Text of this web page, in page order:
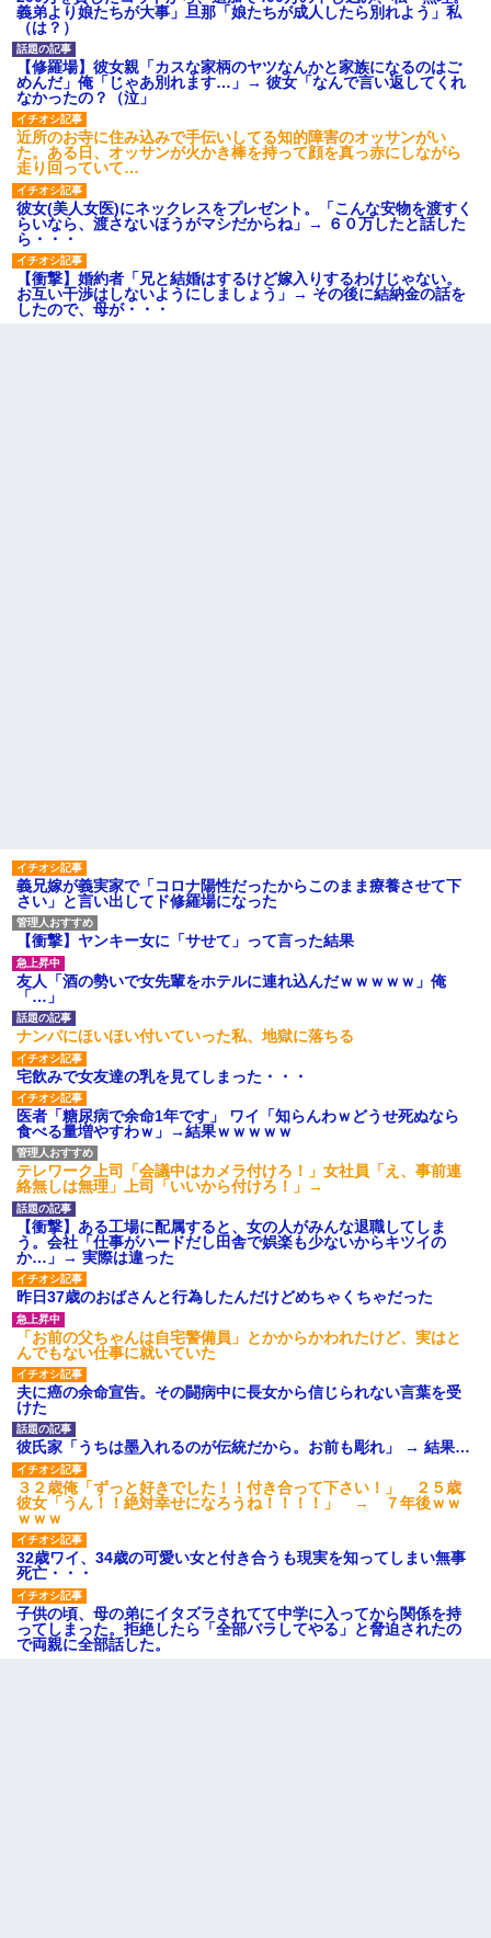
義弟より娘たちが大事」旦那「娘たちが成人したら別れよう」私
（は？）
【修羅場】彼女親「カスな家柄のヤツなんかと家族になるのはご
めんだ」俺「じゃあ別れます…」→ 彼女「なんで言い返してくれ
なかったの？（泣」
近所のお寺に住み込みで手伝いしてる知的障害のオッサンがい
た。ある日、オッサンが火かき棒を持って顔を真っ赤にしながら
走り回っていて…
彼女(美人女医)にネックレスをプレゼント。「こんな安物を渡すく
らいなら、渡さないほうがマシだからね」→ ６０万したと話した
ら・・・
【衝撃】婚約者「兄と結婚はするけど嫁入りするわけじゃない。
お互い干渉はしないようにしましょう」→ その後に結納金の話を
したので、母が・・・
義兄嫁が義実家で「コロナ陽性だったからこのまま療養させて下
さい」と言い出してド修羅場になった
【衝撃】ヤンキー女に「サせて」って言った結果
友人「酒の勢いで女先輩をホテルに連れ込んだｗｗｗｗｗ」俺
「…」
ナンパにほいほい付いていった私、地獄に落ちる
宅飲みで女友達の乳を見てしまった・・・
医者「糖尿病で余命1年です」 ワイ「知らんわｗどうせ死ぬなら
食べる量増やすわｗ」→結果ｗｗｗｗｗ
テレワーク上司「会議中はカメラ付けろ！」女社員「え、事前連
絡無しは無理」上司「いいから付けろ！」→
【衝撃】ある工場に配属すると、女の人がみんな退職してしま
う。会社「仕事がハードだし田舎で娯楽も少ないからキツイの
か…」→ 実際は違った
昨日37歳のおばさんと行為したんだけどめちゃくちゃだった
「お前の父ちゃんは自宅警備員」とかからかわれたけど、実はと
んでもない仕事に就いていた
夫に癌の余命宣告。その闘病中に長女から信じられない言葉を受
けた
彼氏家「うちは墨入れるのが伝統だから。お前も彫れ」 → 結果…
３２歳俺「ずっと好きでした！！付き合って下さい！」 ２５歳
彼女「うん！！絶対幸せになろうね！！！！」 → ７年後ｗｗ
ｗｗｗ
32歳ワイ、34歳の可愛い女と付き合うも現実を知ってしまい無事
死亡・・・
子供の頃、母の弟にイタズラされてて中学に入ってから関係を持
ってしまった。拒絶したら「全部バラしてやる」と脅迫されたの
で両親に全部話した。